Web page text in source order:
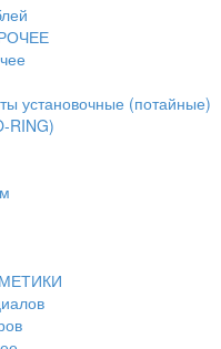
установочные (потайные)
RING)